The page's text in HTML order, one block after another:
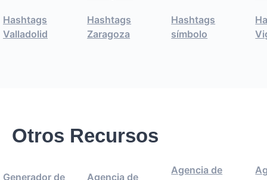
Hashtags
Valladolid
Hashtags
Zaragoza
Hashtags
símbolo
Otros Recursos
Generador de
Agencia de
Agencia de